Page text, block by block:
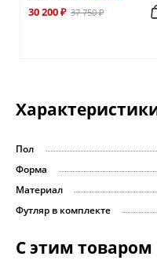
30 200 ₽ 37 750 ₽
Пол
Форма
Материал
Футляр в комплекте
С этим